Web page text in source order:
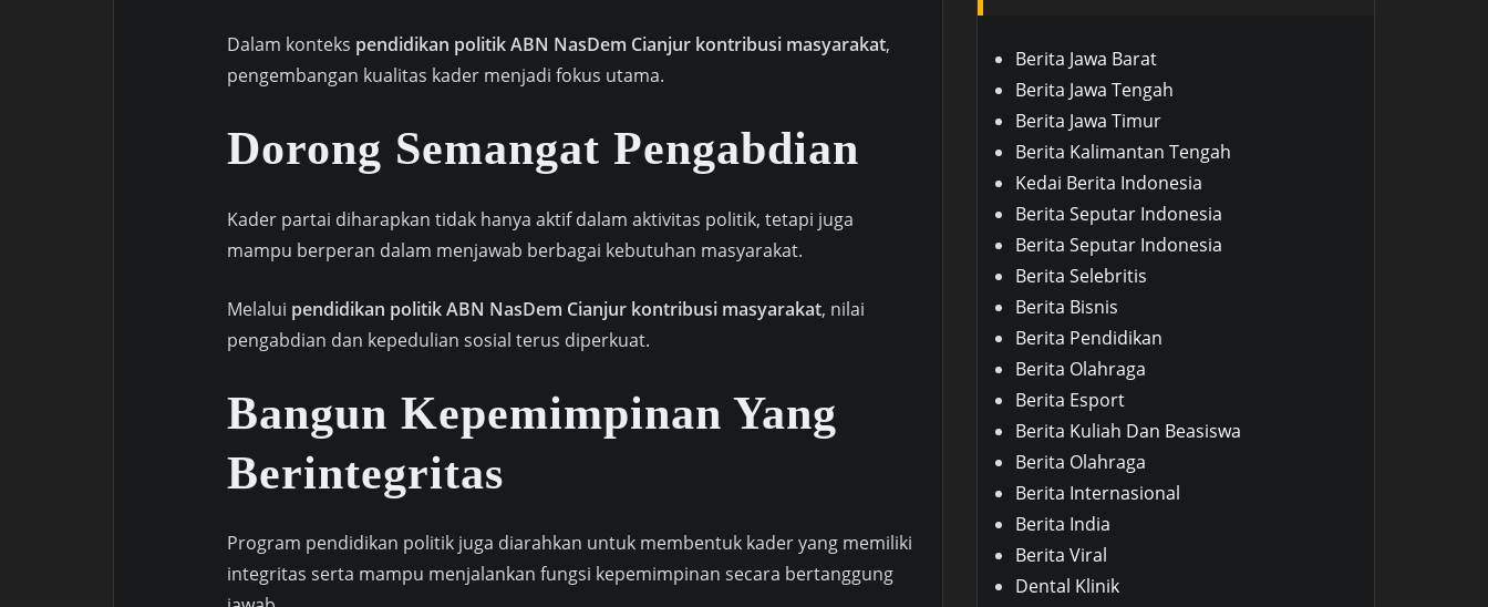
Dalam konteks pendidikan politik ABN NasDem Cianjur kontribusi masyarakat,
pengembangan kualitas kader menjadi fokus utama.
Dorong Semangat Pengabdian
Kader partai diharapkan tidak hanya aktif dalam aktivitas politik, tetapi juga
mampu berperan dalam menjawab berbagai kebutuhan masyarakat.
Melalui pendidikan politik ABN NasDem Cianjur kontribusi masyarakat, nilai
pengabdian dan kepedulian sosial terus diperkuat.
Bangun Kepemimpinan Yang
Berintegritas
Program pendidikan politik juga diarahkan untuk membentuk kader yang memiliki
integritas serta mampu menjalankan fungsi kepemimpinan secara bertanggung
Berita Jawa Barat
Berita Jawa Tengah
Berita Jawa Timur
Berita Kalimantan Tengah
Kedai Berita Indonesia
Berita Seputar Indonesia
Berita Seputar Indonesia
Berita Selebritis
Berita Bisnis
Berita Pendidikan
Berita Olahraga
Berita Esport
Berita Kuliah Dan Beasiswa
Berita Olahraga
Berita Internasional
Berita India
Berita Viral
Dental Klinik